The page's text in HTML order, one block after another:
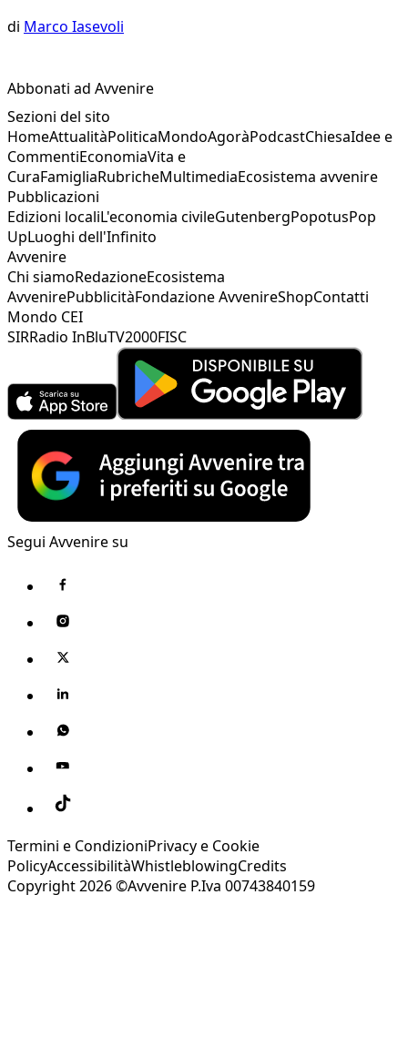
di Marco Iasevoli
Abbonati ad Avvenire
Sezioni del sito
HomeAttualitàPoliticaMondoAgoràPodcastChiesaIdee e
CommentiEconomiaVita e
CuraFamigliaRubricheMultimediaEcosistema avvenire
Pubblicazioni
Edizioni localiL'economia civileGutenbergPopotusPop
UpLuoghi dell'Infinito
Avvenire
Chi siamoRedazioneEcosistema
AvvenirePubblicitàFondazione AvvenireShopContatti
Mondo CEI
SIRRadio InBluTV2000FISC
Segui Avvenire su
Termini e CondizioniPrivacy e Cookie
PolicyAccessibilitàWhistleblowingCredits
Copyright 2026 ©Avvenire P.Iva 00743840159